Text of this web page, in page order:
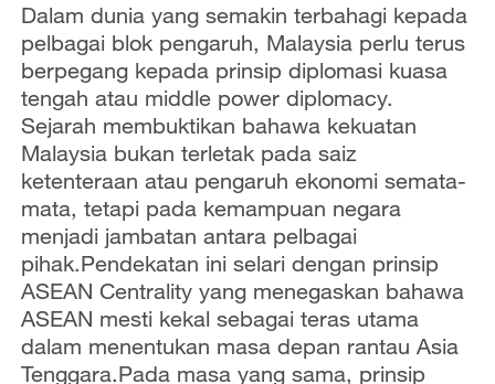
Dalam dunia yang semakin terbahagi kepada
pelbagai blok pengaruh, Malaysia perlu terus
berpegang kepada prinsip diplomasi kuasa
tengah atau middle power diplomacy.
Sejarah membuktikan bahawa kekuatan
Malaysia bukan terletak pada saiz
ketenteraan atau pengaruh ekonomi semata-
mata, tetapi pada kemampuan negara
menjadi jambatan antara pelbagai
pihak.Pendekatan ini selari dengan prinsip
ASEAN Centrality yang menegaskan bahawa
ASEAN mesti kekal sebagai teras utama
dalam menentukan masa depan rantau Asia
Tenggara.Pada masa yang sama, prinsip